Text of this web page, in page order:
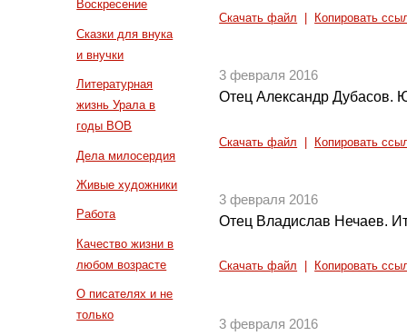
Воскресение
Сказки для внука
и внучки
Литературная
жизнь Урала в
годы ВОВ
Дела милосердия
Живые художники
Работа
Качество жизни в
любом возрасте
О писателях и не
только
Скачать файл Копировать
3 февраля 2016
Отец Александр Дубасов.
Скачать файл Копировать
3 февраля 2016
Отец Владислав Нечаев.
Скачать файл Копировать
3 февраля 2016